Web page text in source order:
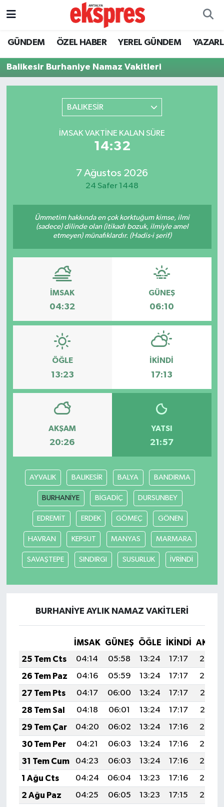
GÜNDEM ÖZEL HABER YEREL GÜNDEM
Balikesir Burhaniye Namaz Vakitleri
BALIKESİR
İMSAK VAKTINE KALAN SÜRE
14:32
7 Ağustos 2026
24 Safer 1448
Ümmetim hakkında en çok korktuğum kimse, ilmi
(sadece) dilinde olan (itikadı bozuk, ilmiyle amel
etmeyen) münafıklardır. (Hadis-i şerif)
İMSAK
04:32
GÜNEŞ
06:10
ÖĞLE
13:23
İKINDI
17:13
AKŞAM
20:26
YATSI
21:57
AYVALIK BALIKESİR BALYA BANDIRMA
BURHANİYE BİGADİÇ DURSUNBEY
EDREMİT ERDEK GÖMEÇ GÖNEN
HAVRAN KEPSUT MANYAS MARMARA
SAVAŞTEPE SINDIRGI SUSURLUK İVRİNDİ
BURHANİYE AYLIK NAMAZ VAKITLERI
İMSAK GÜNEŞ ÖĞLE İKINDI
25 Tem Cts
04:14 05:58 13:24 17:17
20:39
26 Tem Paz
04:16 05:59 13:24 17:17
20:38
27 Tem Pts
04:17 06:00 13:24 17:17
20:37
28 Tem Sal
04:18 06:01 13:24 17:17
20:37
29 Tem Çar
04:20 06:02 13:24 17:16
20:36
30 Tem Per
04:21 06:03 13:24 17:16
20:35
31 Tem Cum
04:23 06:03 13:24 17:16
20:34
1 Ağu Cts
04:24 06:04 13:23 17:16
20:33
2 Ağu Paz
04:25 06:05 13:23 17:15
20:32
ÖZEL HABER
GÜNDEM
EKONOMİ
SAĞLIK
TURİZM
VİDEO HABERLER
YAZARLAR
RESMİ İLAN
Nöbetçi Eczaneler
Hava Durumu
Süper Lig Puan Durumu ve Fikstür